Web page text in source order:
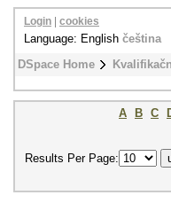
DSpace Home
Login cookies
Language: English čeština
A B C
Results Per Page: